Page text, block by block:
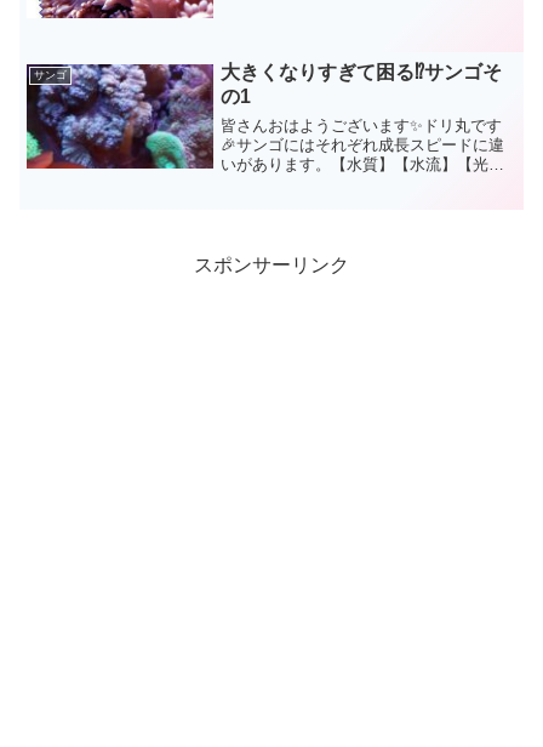
サンゴ
大きくなりすぎて困る⁉️サンゴそ
の1
皆さんおはようございます✨ドリ丸です
🎉サンゴにはそれぞれ成長スピードに違
いがあります。【水質】【水流】【光】
スポンサーリンク